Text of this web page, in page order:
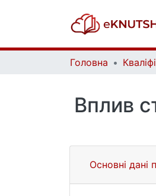
Головна
Вплив
Основні дані